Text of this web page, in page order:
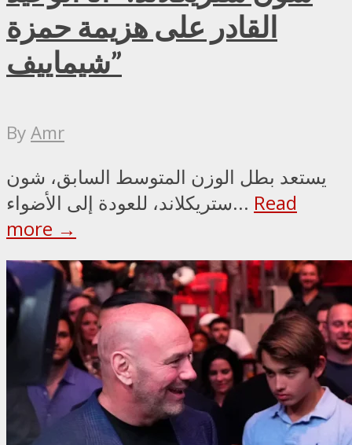
القادر على هزيمة حمزة
شيماييف”
ByAmr
يستعد بطل الوزن المتوسط السابق، شون
ستريكلاند، للعودة إلى الأضواء... Read
more →